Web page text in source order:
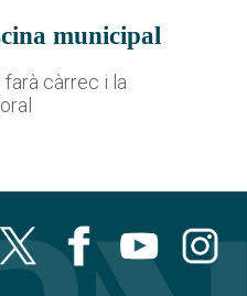
municipal
càrrec i la